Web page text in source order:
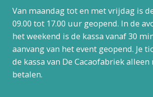
Van maandag tot en met vrijdag is
09.00 tot 17.00 uur geopend. In de
het weekend is de kassa vanaf 30
aanvang van het event geopend. Je
de kassa van De Cacaofabriek
betalen.